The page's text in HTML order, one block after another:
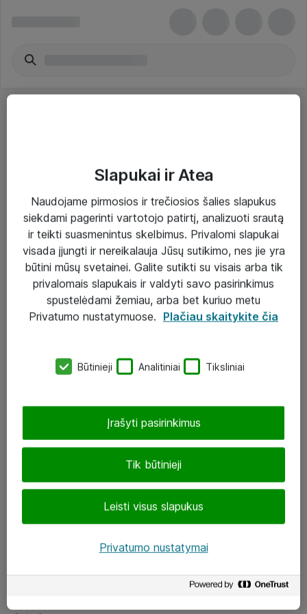
Paslaugos
Sprendimai
Įgyvendinti projektai
Atea ekspertų patarimai verslui
eShop@atea.lt
LinkedIn
Slapukai ir Atea
Naudojame pirmosios ir trečiosios šalies slapukus
siekdami pagerinti vartotojo patirtį, analizuoti srautą
ir teikti suasmenintus skelbimus. Privalomi slapukai
visada įjungti ir nereikalauja Jūsų sutikimo, nes jie yra
būtini mūsų svetainei. Galite sutikti su visais arba tik
privalomais slapukais ir valdyti savo pasirinkimus
spustelėdami žemiau, arba bet kuriuo metu
Privatumo nustatymuose. Plačiau skaitykite čia
Būtinieji Analitiniai Tiksliniai
Tik būtinieji
Leisti visus slapukus
Įrašyti pasirinkimus
Privatumo nustatymai